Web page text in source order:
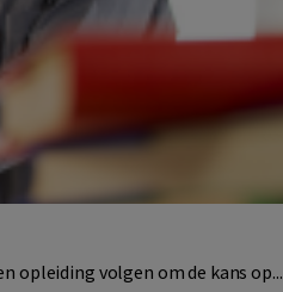
opleiding volgen om de kans op...